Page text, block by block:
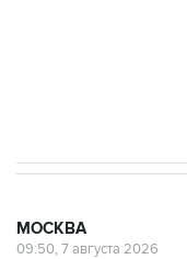
МОСКВА
09:50, 7 августа 2026